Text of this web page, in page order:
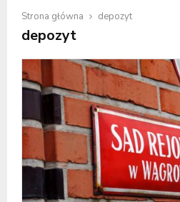
Strona główna depozyt
depozyt